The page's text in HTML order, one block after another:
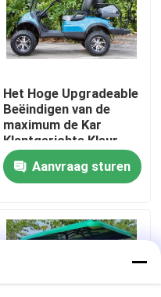
Het Hoge Upgradeable
Beëindigen van de
maximum de Kar
Klantgerichte Kleur
van het Snelheids
Elektrische 30mph
Golf
Aanvraag sturen